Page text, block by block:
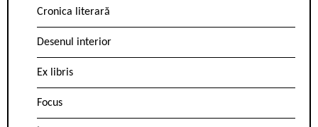
Cronica literară
Desenul interior
Ex libris
Focus